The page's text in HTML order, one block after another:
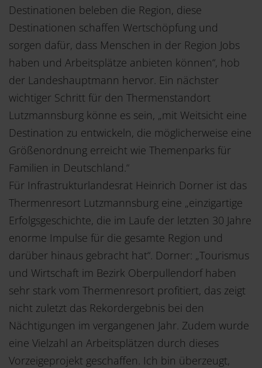
Destinationen beleben die Region, diese
Destinationen schaffen Wertschöpfung und
sorgen dafür, dass Menschen in der Region Jobs
haben und Arbeitsplätze anbieten können“, hob
der Landeshauptmann hervor. Ein nächster
wichtiger Schritt für den Thermenstandort
Lutzmannsburg könne es sein, „mit Weitsicht eine
Destination zu entwickeln, die möglicherweise eine
Größenordnung erreicht wie Themenparks für
Familien in Deutschland.“
Für Infrastrukturlandesrat Heinrich Dorner ist das
Thermenresort Lutzmannsburg eine „einzigartige
Erfolgsgeschichte, die im Laufe der letzten 30 Jahre
enorme Impulse für die gesamte Region und
darüber hinaus gebracht hat“. Dorner: „Tourismus
und Wirtschaft im Bezirk Oberpullendorf haben
sehr stark vom Thermenresort profitiert, das zeigt
nicht zuletzt das Rekordergebnis bei den
Nächtigungen im vergangenen Jahr. Zudem wurde
eine Vielzahl an Arbeitsplätzen durch dieses
Vorzeigeprojekt geschaffen. Ich bin überzeugt,